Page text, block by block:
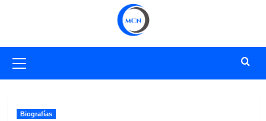
primario
Biografías